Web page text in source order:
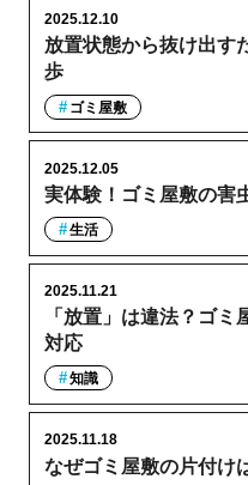
放置状態から抜け出す
歩
2025.12.10
ゴミ屋敷
実体験！ゴミ屋敷の害
2025.12.05
生活
「放置」は違法？ゴ
対応
2025.11.21
知識
なぜゴミ屋敷の片付け
2025.11.18